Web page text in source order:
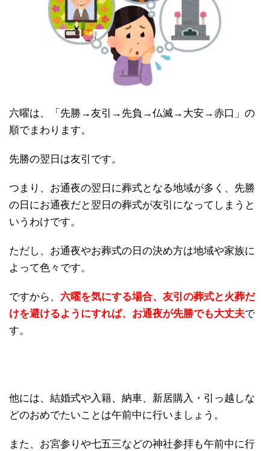
六曜は、「先勝→友引→先負→仏滅→大安→赤口」の
順でまわります。
先勝の翌日は友引です。
つまり、お通夜の翌日に葬式となる地域が多く、先勝
の日にお通夜だと翌日の葬式が友引になってしまうと
いうわけです。
ただし、お通夜やお葬式の日の決め方は地域や家族に
よって色々です。
ですから、 六曜を気にする場合、友引の葬式と火葬だ
けを避けるようにすれば、お通夜が先勝でも大丈夫で
す。
他には、結婚式や入籍、納車、新居購入・引っ越しな
どのおめでたいことは午前中に行いましょう。
また、お宮参りや七五三などの神社参拝も午前中に行